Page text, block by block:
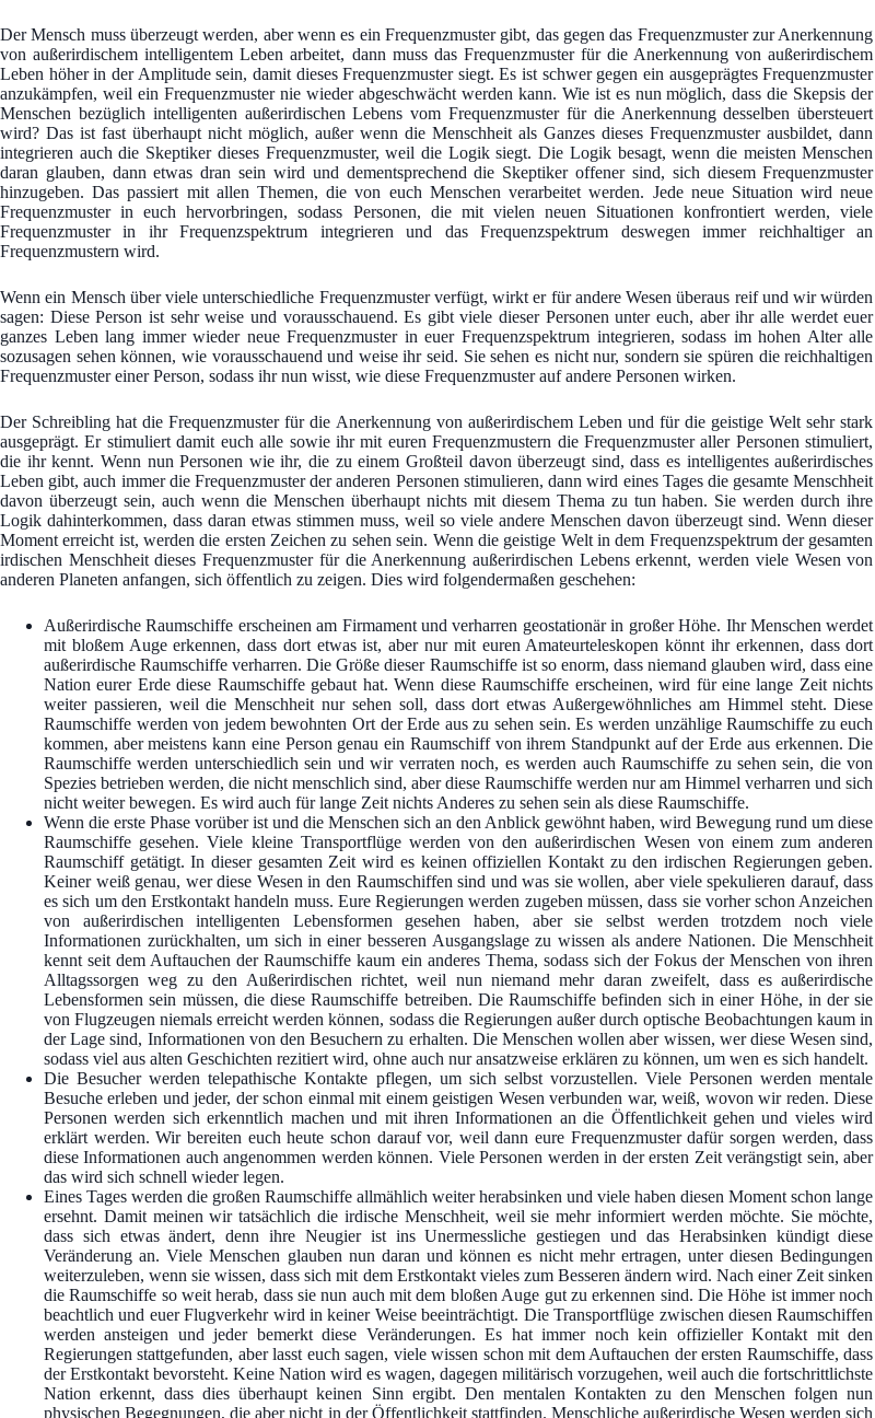
Der Mensch muss überzeugt werden, aber wenn es ein Frequenzmuster gibt, das gegen das Frequenzmuster zur Anerkennung
von außerirdischem intelligentem Leben arbeitet, dann muss das Frequenzmuster für die Anerkennung von außerirdischem
Leben höher in der Amplitude sein, damit dieses Frequenzmuster siegt. Es ist schwer gegen ein ausgeprägtes Frequenzmuster
anzukämpfen, weil ein Frequenzmuster nie wieder abgeschwächt werden kann. Wie ist es nun möglich, dass die Skepsis der
Menschen bezüglich intelligenten außerirdischen Lebens vom Frequenzmuster für die Anerkennung desselben übersteuert
wird? Das ist fast überhaupt nicht möglich, außer wenn die Menschheit als Ganzes dieses Frequenzmuster ausbildet, dann
integrieren auch die Skeptiker dieses Frequenzmuster, weil die Logik siegt. Die Logik besagt, wenn die meisten Menschen
daran glauben, dann etwas dran sein wird und dementsprechend die Skeptiker offener sind, sich diesem Frequenzmuster
hinzugeben. Das passiert mit allen Themen, die von euch Menschen verarbeitet werden. Jede neue Situation wird neue
Frequenzmuster in euch hervorbringen, sodass Personen, die mit vielen neuen Situationen konfrontiert werden, viele
Frequenzmuster in ihr Frequenzspektrum integrieren und das Frequenzspektrum deswegen immer reichhaltiger an
Frequenzmustern wird.
Wenn ein Mensch über viele unterschiedliche Frequenzmuster verfügt, wirkt er für andere Wesen überaus reif und wir würden
sagen: Diese Person ist sehr weise und vorausschauend. Es gibt viele dieser Personen unter euch, aber ihr alle werdet euer
ganzes Leben lang immer wieder neue Frequenzmuster in euer Frequenzspektrum integrieren, sodass im hohen Alter alle
sozusagen sehen können, wie vorausschauend und weise ihr seid. Sie sehen es nicht nur, sondern sie spüren die reichhaltigen
Frequenzmuster einer Person, sodass ihr nun wisst, wie diese Frequenzmuster auf andere Personen wirken.
Der Schreibling hat die Frequenzmuster für die Anerkennung von außerirdischem Leben und für die geistige Welt sehr stark
ausgeprägt. Er stimuliert damit euch alle sowie ihr mit euren Frequenzmustern die Frequenzmuster aller Personen stimuliert,
die ihr kennt. Wenn nun Personen wie ihr, die zu einem Großteil davon überzeugt sind, dass es intelligentes außerirdisches
Leben gibt, auch immer die Frequenzmuster der anderen Personen stimulieren, dann wird eines Tages die gesamte Menschheit
davon überzeugt sein, auch wenn die Menschen überhaupt nichts mit diesem Thema zu tun haben. Sie werden durch ihre
Logik dahinterkommen, dass daran etwas stimmen muss, weil so viele andere Menschen davon überzeugt sind. Wenn dieser
Moment erreicht ist, werden die ersten Zeichen zu sehen sein. Wenn die geistige Welt in dem Frequenzspektrum der gesamten
irdischen Menschheit dieses Frequenzmuster für die Anerkennung außerirdischen Lebens erkennt, werden viele Wesen von
anderen Planeten anfangen, sich öffentlich zu zeigen. Dies wird folgendermaßen geschehen:
Außerirdische Raumschiffe erscheinen am Firmament und verharren geostationär in großer Höhe. Ihr Menschen werdet
mit bloßem Auge erkennen, dass dort etwas ist, aber nur mit euren Amateurteleskopen könnt ihr erkennen, dass dort
außerirdische Raumschiffe verharren. Die Größe dieser Raumschiffe ist so enorm, dass niemand glauben wird, dass eine
Nation eurer Erde diese Raumschiffe gebaut hat. Wenn diese Raumschiffe erscheinen, wird für eine lange Zeit nichts
weiter passieren, weil die Menschheit nur sehen soll, dass dort etwas Außergewöhnliches am Himmel steht. Diese
Raumschiffe werden von jedem bewohnten Ort der Erde aus zu sehen sein. Es werden unzählige Raumschiffe zu euch
kommen, aber meistens kann eine Person genau ein Raumschiff von ihrem Standpunkt auf der Erde aus erkennen. Die
Raumschiffe werden unterschiedlich sein und wir verraten noch, es werden auch Raumschiffe zu sehen sein, die von
Spezies betrieben werden, die nicht menschlich sind, aber diese Raumschiffe werden nur am Himmel verharren und sich
nicht weiter bewegen. Es wird auch für lange Zeit nichts Anderes zu sehen sein als diese Raumschiffe.
Wenn die erste Phase vorüber ist und die Menschen sich an den Anblick gewöhnt haben, wird Bewegung rund um diese
Raumschiffe gesehen. Viele kleine Transportflüge werden von den außerirdischen Wesen von einem zum anderen
Raumschiff getätigt. In dieser gesamten Zeit wird es keinen offiziellen Kontakt zu den irdischen Regierungen geben.
Keiner weiß genau, wer diese Wesen in den Raumschiffen sind und was sie wollen, aber viele spekulieren darauf, dass
es sich um den Erstkontakt handeln muss. Eure Regierungen werden zugeben müssen, dass sie vorher schon Anzeichen
von außerirdischen intelligenten Lebensformen gesehen haben, aber sie selbst werden trotzdem noch viele
Informationen zurückhalten, um sich in einer besseren Ausgangslage zu wissen als andere Nationen. Die Menschheit
kennt seit dem Auftauchen der Raumschiffe kaum ein anderes Thema, sodass sich der Fokus der Menschen von ihren
Alltagssorgen weg zu den Außerirdischen richtet, weil nun niemand mehr daran zweifelt, dass es außerirdische
Lebensformen sein müssen, die diese Raumschiffe betreiben. Die Raumschiffe befinden sich in einer Höhe, in der sie
von Flugzeugen niemals erreicht werden können, sodass die Regierungen außer durch optische Beobachtungen kaum in
der Lage sind, Informationen von den Besuchern zu erhalten. Die Menschen wollen aber wissen, wer diese Wesen sind,
sodass viel aus alten Geschichten rezitiert wird, ohne auch nur ansatzweise erklären zu können, um wen es sich handelt.
Die Besucher werden telepathische Kontakte pflegen, um sich selbst vorzustellen. Viele Personen werden mentale
Besuche erleben und jeder, der schon einmal mit einem geistigen Wesen verbunden war, weiß, wovon wir reden. Diese
Personen werden sich erkenntlich machen und mit ihren Informationen an die Öffentlichkeit gehen und vieles wird
erklärt werden. Wir bereiten euch heute schon darauf vor, weil dann eure Frequenzmuster dafür sorgen werden, dass
diese Informationen auch angenommen werden können. Viele Personen werden in der ersten Zeit verängstigt sein, aber
das wird sich schnell wieder legen.
Eines Tages werden die großen Raumschiffe allmählich weiter herabsinken und viele haben diesen Moment schon lange
ersehnt. Damit meinen wir tatsächlich die irdische Menschheit, weil sie mehr informiert werden möchte. Sie möchte,
dass sich etwas ändert, denn ihre Neugier ist ins Unermessliche gestiegen und das Herabsinken kündigt diese
Veränderung an. Viele Menschen glauben nun daran und können es nicht mehr ertragen, unter diesen Bedingungen
weiterzuleben, wenn sie wissen, dass sich mit dem Erstkontakt vieles zum Besseren ändern wird. Nach einer Zeit sinken
die Raumschiffe so weit herab, dass sie nun auch mit dem bloßen Auge gut zu erkennen sind. Die Höhe ist immer noch
beachtlich und euer Flugverkehr wird in keiner Weise beeinträchtigt. Die Transportflüge zwischen diesen Raumschiffen
werden ansteigen und jeder bemerkt diese Veränderungen. Es hat immer noch kein offizieller Kontakt mit den
Regierungen stattgefunden, aber lasst euch sagen, viele wissen schon mit dem Auftauchen der ersten Raumschiffe, dass
der Erstkontakt bevorsteht. Keine Nation wird es wagen, dagegen militärisch vorzugehen, weil auch die fortschrittlichste
Nation erkennt, dass dies überhaupt keinen Sinn ergibt. Den mentalen Kontakten zu den Menschen folgen nun
physischen Begegnungen, die aber nicht in der Öffentlichkeit stattfinden. Menschliche außerirdische Wesen werden sich